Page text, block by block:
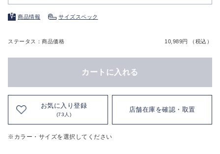
商品情報 サイズスペック
ステータス：商品価格 10,989円 （税込）
カートに入れる
お気に入り登録
(73人)
店舗在庫を確認・取置
※カラー・サイズを選択してください